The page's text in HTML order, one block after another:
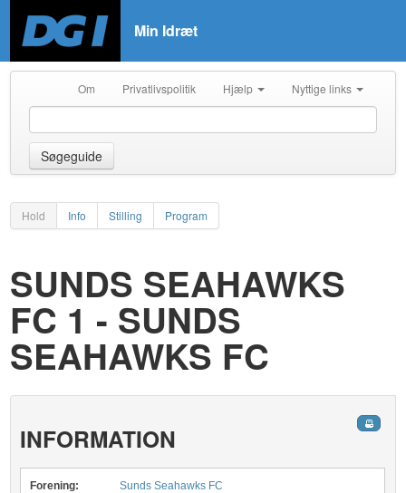
Min Idræt
Om Privatlivspolitik Hjælp Nyttige links
Søgeguide
Hold Info Stilling Program
SUNDS SEAHAWKS
FC 1 - SUNDS
SEAHAWKS FC
INFORMATION
Forening: Sunds Seahawks FC